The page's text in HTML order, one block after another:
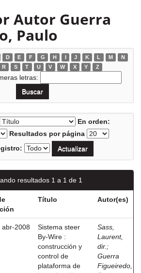
Autor Guerra
Paulo
D E F G H I J K L M
N
R S T U V W X Y Z
letras:
En orden:
Resultados por página
resultados 1 a 1 de 1
Título Autor(es)
abr-2008
Sistema steer
By-Wire :
construcción y
control de
plataforma de
Sass,
Laurent,
dir. ;
Guerra
Figueiredo,